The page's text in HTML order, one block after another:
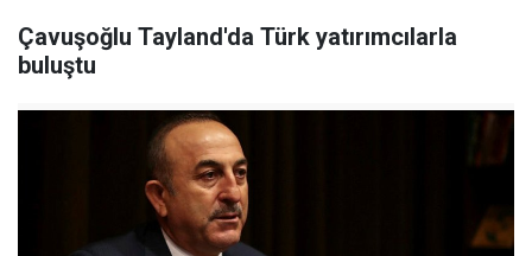
Çavuşoğlu Tayland'da Türk yatırımcılarla
buluştu